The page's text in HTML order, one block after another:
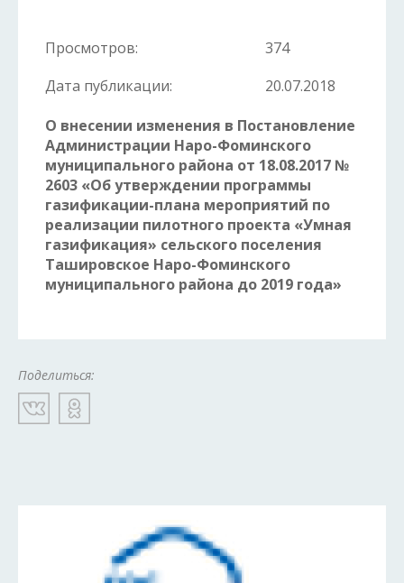
Просмотров:
374
Дата публикации:
20.07.2018
О внесении изменения в Постановление
Администрации Наро-Фоминского
муниципального района от 18.08.2017 №
2603 «Об утверждении программы
газификации-плана мероприятий по
реализации пилотного проекта «Умная
газификация» сельского поселения
Ташировское Наро-Фоминского
муниципального района до 2019 года»
Поделиться: